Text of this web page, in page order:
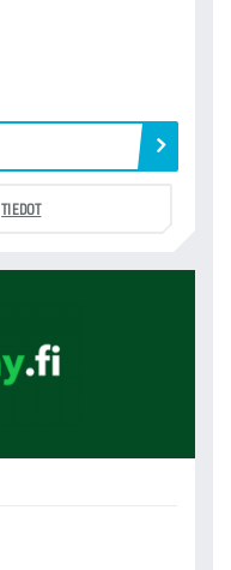
TIEDOT